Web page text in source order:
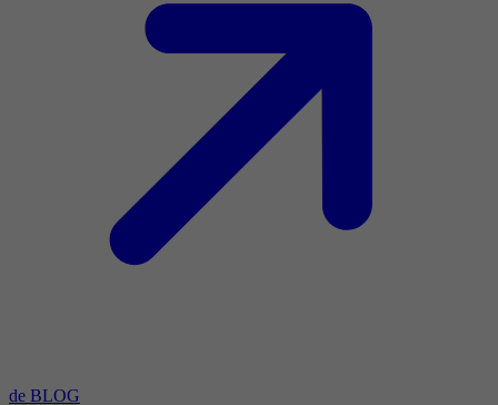
de BLOG